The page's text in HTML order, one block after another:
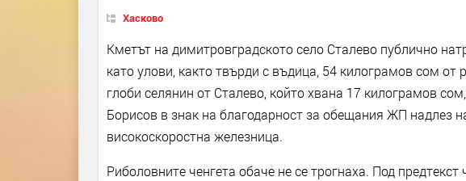
Хасково
Кметът на димитровградското село Сталево публично
като улови, както твърди с въдица, 54 килограмов сом
глоби селянин от Сталево, който хвана 17 килограмов
Борисов в знак на благодарност за обещания ЖП надлез
високоскоростна железница.
Риболовните ченгета обаче не се трогнаха. Под